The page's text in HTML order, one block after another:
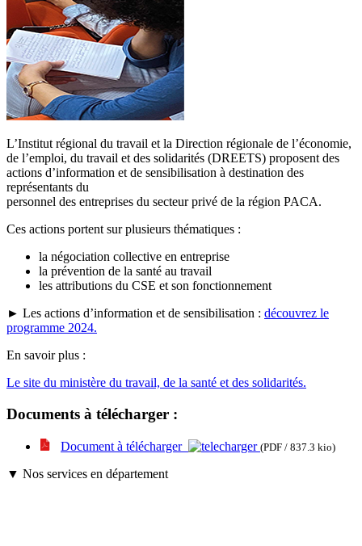
L’Institut régional du travail et la Direction régionale de l’économie,
de l’emploi, du travail et des solidarités (DREETS) proposent des
actions d’information et de sensibilisation à destination des
représentants du
personnel des entreprises du secteur privé de la région PACA.
Ces actions portent sur plusieurs thématiques :
la négociation collective en entreprise
la prévention de la santé au travail
les attributions du CSE et son fonctionnement
► Les actions d’information et de sensibilisation : découvrez le
programme 2024.
En savoir plus :
Le site du ministère du travail, de la santé et des solidarités.
Documents à télécharger :
Document à télécharger (PDF / 837.3 kio)
▼ Nos services en département